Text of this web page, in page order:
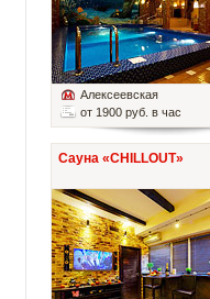
Алексеевская
от 1900 руб. в час
Сауна «CHILLOUT»